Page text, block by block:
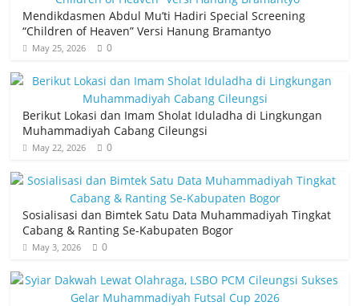
Mendikdasmen Abdul Mu’ti Hadiri Special Screening
“Children of Heaven” Versi Hanung Bramantyo
May 25, 2026 0
Berikut Lokasi dan Imam Sholat Iduladha di Lingkungan
Muhammadiyah Cabang Cileungsi
May 22, 2026 0
Sosialisasi dan Bimtek Satu Data Muhammadiyah Tingkat
Cabang & Ranting Se-Kabupaten Bogor
May 3, 2026 0